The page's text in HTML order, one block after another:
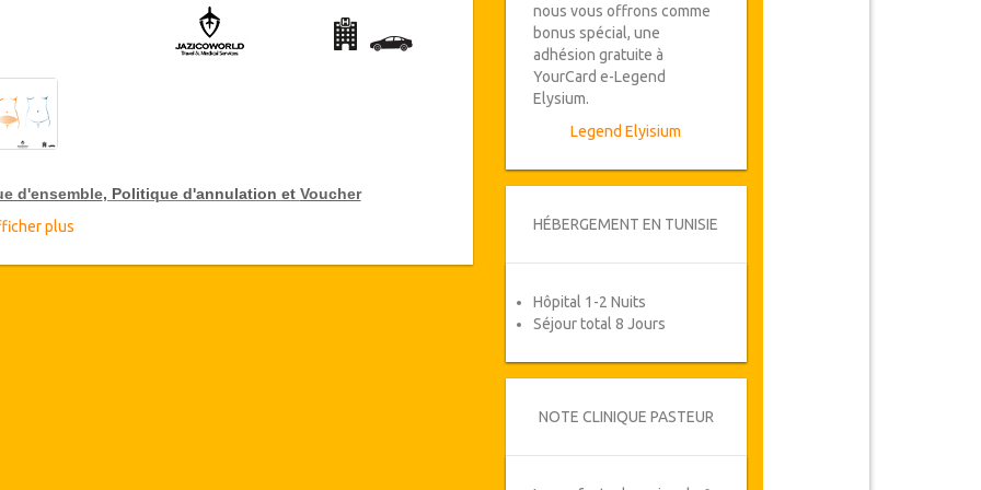
d'ensemble, Politique d'annulation et Voucher
d'ensemble
plus
nous vous offrons comme
bonus spécial, une
adhésion gratuite à
YourCard e-Legend
Elysium.
Legend Elyisium
HÉBERGEMENT EN TUNISIE
Hôpital 1-2 Nuits
Séjour total 8 Jours
NOTE CLINIQUE PASTEUR